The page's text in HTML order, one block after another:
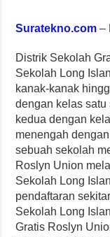
Suratekno.com –
Distrik Sekolah
Sekolah Long
kanak-kanak
dengan kelas
kedua dengan
menengah
sebuah sekolah
Roslyn Union
Sekolah Long
pendaftaran
Sekolah Long
Gratis Roslyn